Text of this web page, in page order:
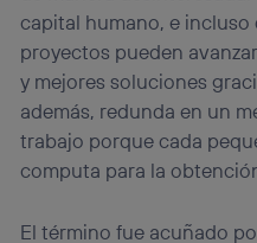
capital humano, e incluso
proyectos pueden
y mejores soluciones
además, redunda en un
trabajo porque cada
computa para la
El término fue acuñado